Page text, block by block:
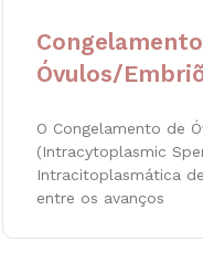
Óvulos/
O Congelamento de
(Intracytoplasmic
Intracitoplasmática
entre os avanços